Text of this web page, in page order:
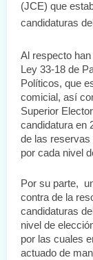
(JCE) que
candidaturas
Al respecto
Ley 33-18 de
Políticos, que
comicial, así
Superior
candidatura en
de las reservas
por cada nivel
Por su parte,
contra de la
candidaturas
nivel de
por las cuales
actuado de